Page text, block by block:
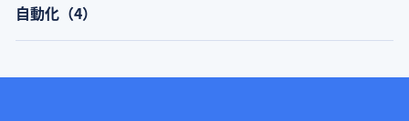
自動化（4）